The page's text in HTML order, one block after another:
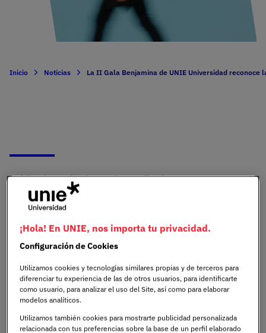
Inicio Noticias La II Gala Benjamina de UNIE Universidad
Publicado: 24/02/2026|Actualizado:
20/03/2026
UNIE
La II Gala Benjamina ha vuelto a reconocer la inclusión y
el valor del trabajo colaborativo dentro de la comunidad
académica deUNIE Universidad, perteneciente a la red
de educación superior Planeta Formación y
Universidades.
¡Hola! En UNIE, nos importa tu privacidad.
Configuración de Cookies
Utilizamos cookies y tecnologías similares propias y de terceros para
diferenciar tu experiencia de las de otros usuarios, para identificarte
como usuario, para analizar el uso del Site, así como para elaborar
modelos analíticos.
Utilizamos también cookies para mostrarte publicidad personalizada
relacionada con tus preferencias sobre la base de un perfil elaborado